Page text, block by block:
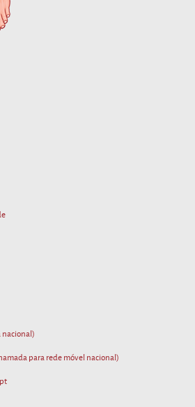
nacional)
para rede móvel nacional)